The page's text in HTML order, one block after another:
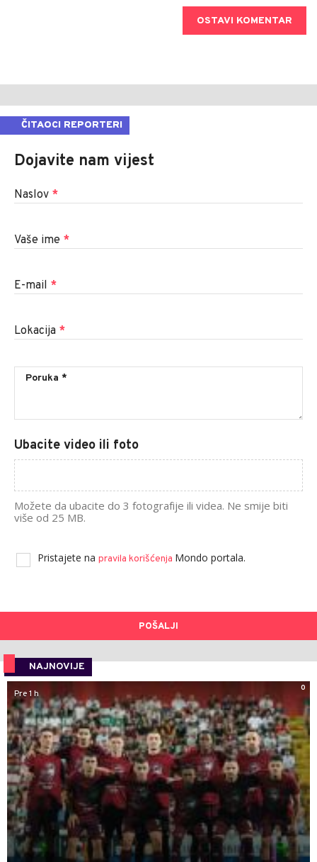
OSTAVI KOMENTAR
ČITAOCI REPORTERI
Dojavite nam vijest
Naslov *
Vaše ime *
E-mail *
Lokacija *
Ubacite video ili foto
Možete da ubacite do 3 fotografije ili videa. Ne smije biti
više od 25 MB.
Pristajete na pravila korišćenja Mondo portala.
POŠALJI
NAJNOVIJE
0
Pre 1 h